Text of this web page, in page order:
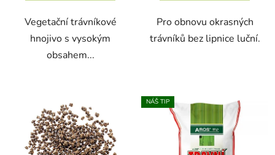
Vegetační trávníkové
hnojivo s vysokým
obsahem...
Pro obnovu okrasných
trávníků bez lipnice luční.
NÁŠ TIP